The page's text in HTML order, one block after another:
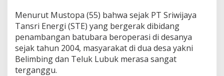
k
K
a
n
t
o
Menurut Mustopa (55) bahwa sejak PT Sriwijaya
Tansri Energi (STE) yang bergerak dibidang
penambangan batubara beroperasi di desanya
sejak tahun 2004, masyarakat di dua desa yakni
Belimbing dan Teluk Lubuk merasa sangat
terganggu.